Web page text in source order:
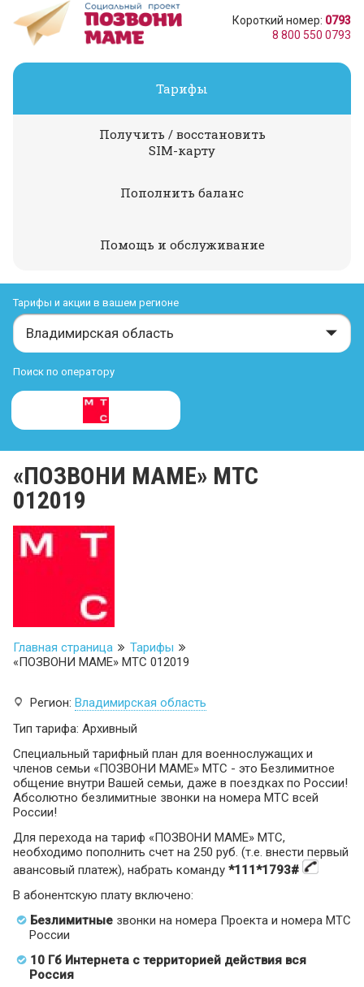
Короткий номер: 0793
8 800 550 0793
Тарифы
Получить / восстановить
SIM-карту
Пополнить баланс
Помощь и обслуживание
Тарифы и акции в вашем регионе
Владимирская область
Поиск по оператору
«ПОЗВОНИ МАМЕ» МТС
012019
Главная страница
Тарифы
«ПОЗВОНИ МАМЕ» МТС 012019
Регион: Владимирская область
Тип тарифа: Архивный
Специальный тарифный план для военнослужащих и
членов семьи «ПОЗВОНИ МАМЕ» МТС - это Безлимитное
общение внутри Вашей семьи, даже в поездках по России!
Абсолютно безлимитные звонки на номера МТС всей
России!
Для перехода на тариф «ПОЗВОНИ МАМЕ» МТС,
необходимо пополнить счет на 250 руб. (т.е. внести первый
авансовый платеж), набрать команду *111*1793#
В абонентскую плату включено:
Безлимитные звонки на номера Проекта и номера МТС
России
10 Гб Интернета с территорией действия вся
Россия